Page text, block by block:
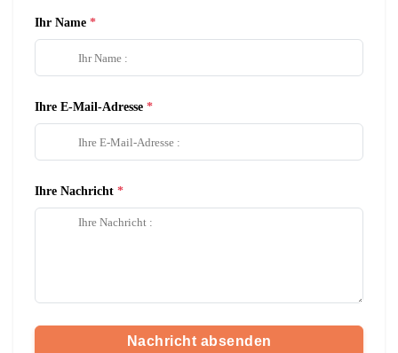
Ihr Name
Ihre E-Mail-Adresse
Ihre Nachricht
Nachricht absenden